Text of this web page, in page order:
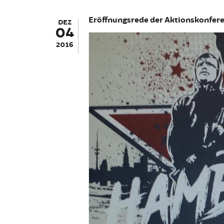
DEZ
04
2016
Eröffnungsrede der